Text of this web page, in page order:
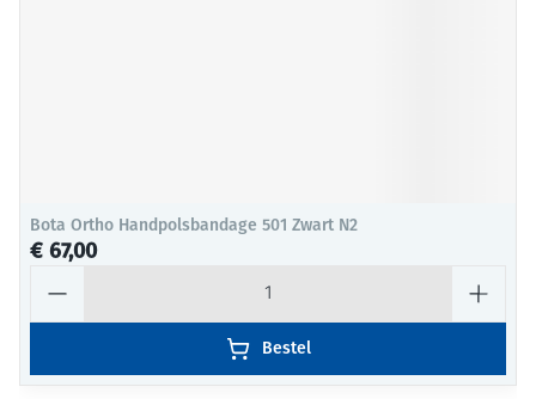
Bota Ortho Handpolsbandage 501 Zwart N2
€ 67,00
Bestel